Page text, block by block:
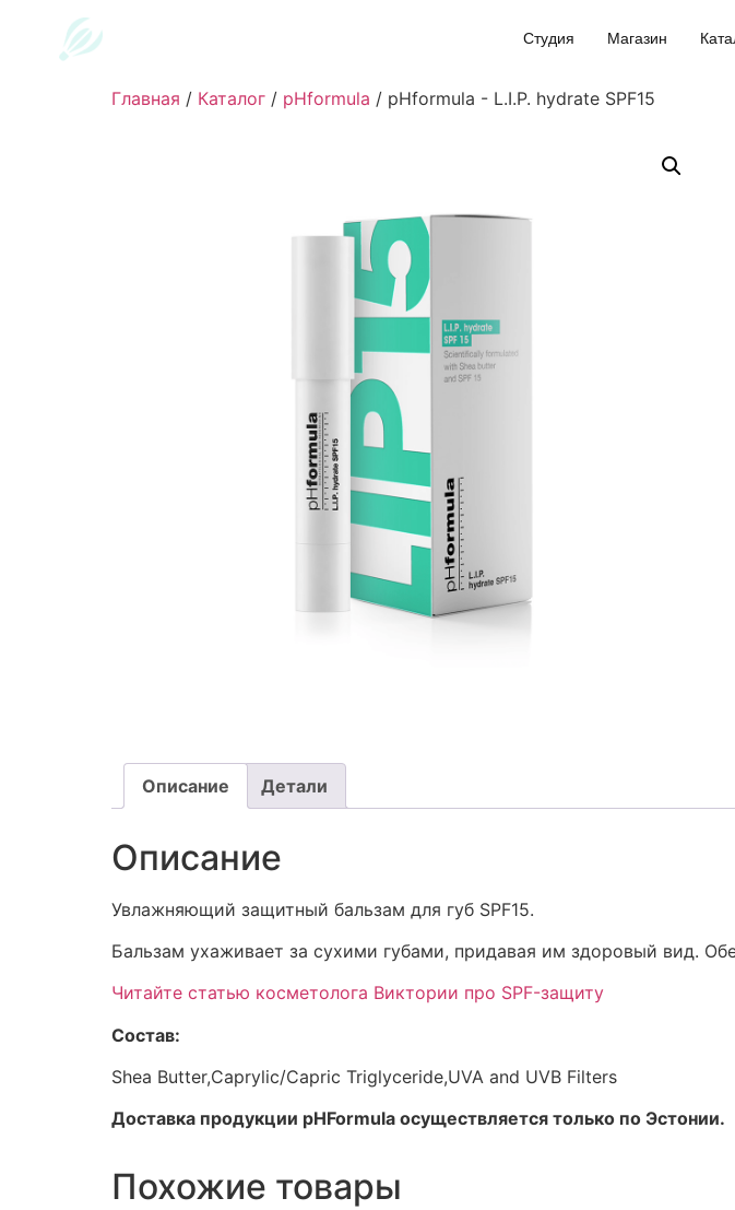
Студия Магазин
Главная / Каталог / pHformula / pHformula - L.I.P. hydrate SPF15
Описание Детали
Описание
Увлажняющий защитный бальзам для губ SPF15.
Бальзам ухаживает за сухими губами, придавая им здоровый вид.
Читайте статью косметолога Виктории про SPF-защиту
Состав:
Shea Butter,Caprylic/Capric Triglyceride,UVA and UVB Filters
Доставка продукции pHFormula осуществляется только по Эстонии.
Похожие товары